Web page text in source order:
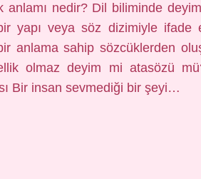
anlamı nedir? Dil biliminde
yapı veya söz dizimiyle ifade
anlama sahip sözcüklerden
olmaz deyim mi atasözü
Bir insan sevmediği bir şeyi…